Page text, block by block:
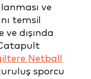
ve
temsil
dışında
Netball
sporcu